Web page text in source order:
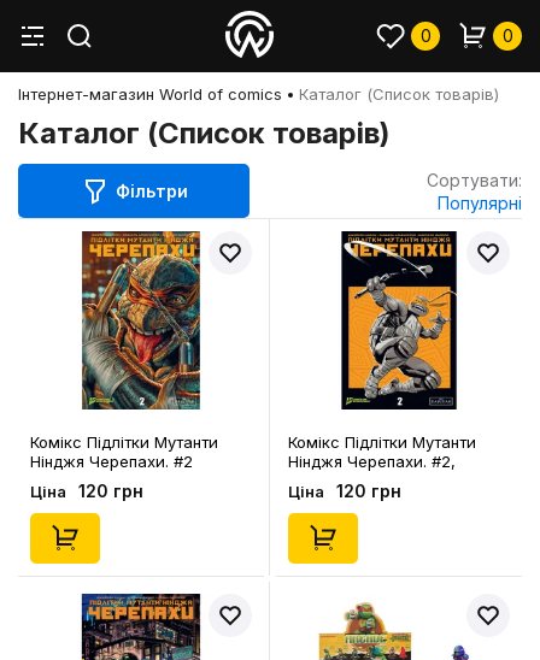
0 0
Інтернет-магазин World of comics Каталог (Список товарів)
Каталог (Список товарів)
Фільтри
Сортувати:
Популярні
Комікс Підлітки Мутанти
Нінджя Черепахи. #2
(Альтернативна
обкладинка), (997555)
Ціна 120 грн
Комікс Підлітки Мутанти
Нінджя Черепахи. #2,
(997500)
Ціна 120 грн